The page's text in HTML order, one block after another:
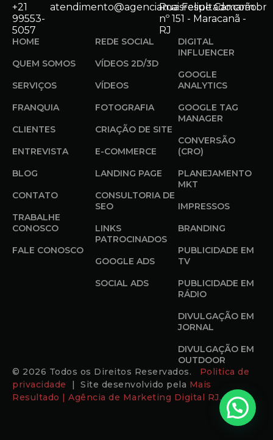
+21
99553-
5057
atendimento@agenciamaisresultado.com.br
Rua Felipe Camarão
nº 151 - Maracanã -
RJ
HOME
QUEM SOMOS
SERVIÇOS
FRANQUIA
CLIENTES
ENTREVISTA
BLOG
CONTATO
TRABALHE
CONOSCO
FALE CONOSCO
REDE SOCIAL
VÍDEOS 2D/3D
VÍDEOS
FOTOGRAFIA
CRIAÇÃO DE SITE
E-COMMERCE
LANDING PAGE
CONSULTORIA DE
SEO
LINKS
PATROCINADOS
GOOGLE ADS
SOCIAL ADS
DIGITAL
INFLUENCER
GOOGLE
ANALYTICS
GOOGLE TAG
MANAGER
CONVERSÃO
(CRO)
PLANEJAMENTO
MKT
IMPRESSOS
BRANDING
PUBLICIDADE EM
TV
PUBLICIDADE EM
RÁDIO
DIVULGAÇÃO EM
JORNAL
DIVULGAÇÃO EM
OUTDOOR
© 2026 Todos os Direitos Reservados. Politica de
privacidade
| Site desenvolvido pela Mais
Resultado | Agência de Marketing Digital RJ.